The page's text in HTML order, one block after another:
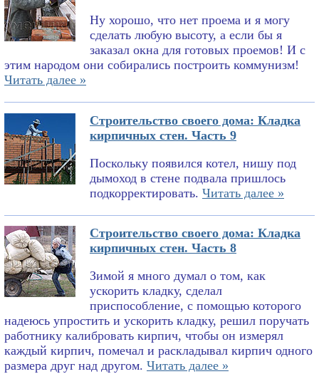
Ну хорошо, что нет проема и я могу
сделать любую высоту, а если бы я
заказал окна для готовых проемов! И с
этим народом они собирались построить коммунизм!
Читать далее »
Строительство своего дома: Кладка
кирпичных стен. Часть 9
Поскольку появился котел, нишу под
дымоход в стене подвала пришлось
подкорректировать. Читать далее »
Строительство своего дома: Кладка
кирпичных стен. Часть 8
Зимой я много думал о том, как
ускорить кладку, сделал
приспособление, с помощью которого
надеюсь упростить и ускорить кладку, решил поручать
работнику калибровать кирпич, чтобы он измерял
каждый кирпич, помечал и раскладывал кирпич одного
размера друг над другом. Читать далее »